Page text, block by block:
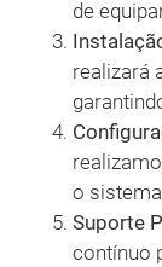
de
realizará
o
Suporte
contínuo